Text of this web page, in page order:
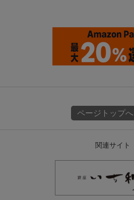
ページトップへ
関連サイト